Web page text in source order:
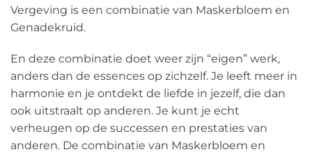
Vergeving is een combinatie van Maskerbloem en
Genadekruid.
En deze combinatie doet weer zijn “eigen” werk,
anders dan de essences op zichzelf. Je leeft meer in
harmonie en je ontdekt de liefde in jezelf, die dan
ook uitstraalt op anderen. Je kunt je echt
verheugen op de successen en prestaties van
anderen. De combinatie van Maskerbloem en